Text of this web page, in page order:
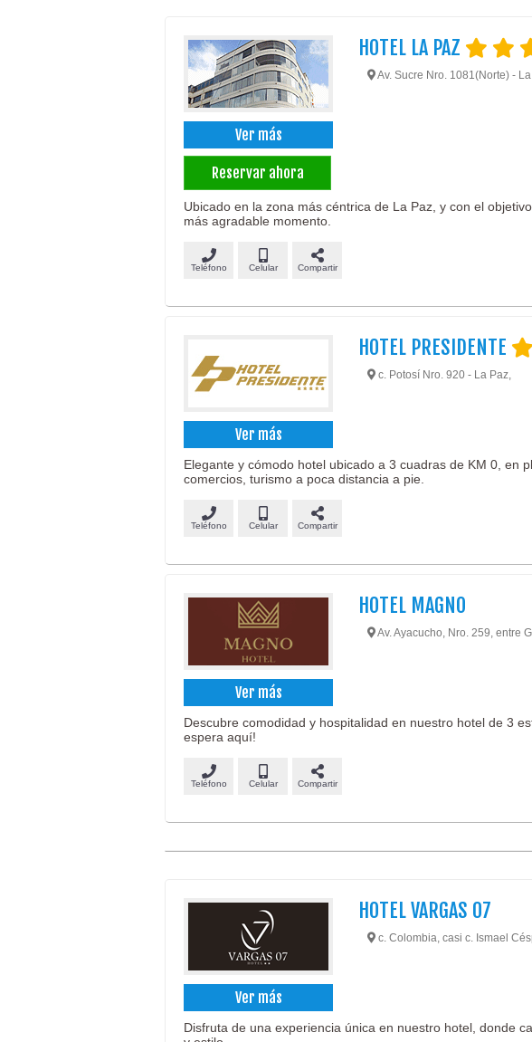
Ver más
Reservar ahora
HOTEL LA PAZ
Av. Sucre Nro. 1081(Norte) -
Ubicado en la zona más céntrica de La Paz, y con el
más agradable momento.
Teléfono Celular Compartir
Ver más
HOTEL PRESIDENTE
c. Potosí Nro. 920 - La Paz,
Elegante y cómodo hotel ubicado a 3 cuadras de KM 0, en
comercios, turismo a poca distancia a pie.
Teléfono Celular Compartir
Ver más
HOTEL MAGNO
Av. Ayacucho, Nro. 259, entre
Descubre comodidad y hospitalidad en nuestro hotel de 3
espera aquí!
Teléfono Celular Compartir
Ver más
HOTEL VARGAS 07
c. Colombia, casi c. Ismael
Disfruta de una experiencia única en nuestro hotel, donde